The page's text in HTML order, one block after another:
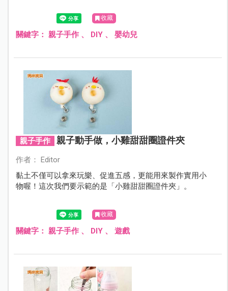
收藏
關鍵字： 親子手作、 DIY、 嬰幼兒
親子手作 親子動手做，小雞甜甜圈證件夾
作者： Editor
黏土不僅可以拿來玩樂、促進五感，更能用來製作實用小
物喔！這次我們要示範的是「小雞甜甜圈證件夾」。
收藏
關鍵字： 親子手作、 DIY、 遊戲